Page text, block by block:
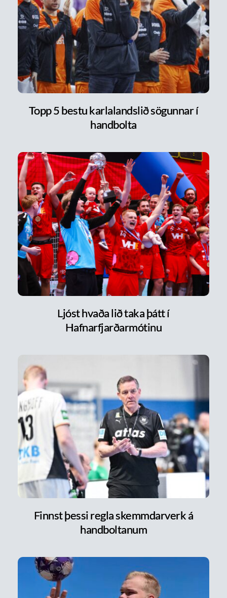
Topp 5 bestu karlalandslið sögunnar í
handbolta
Ljóst hvaða lið taka þátt í
Hafnarfjarðarmótinu
Finnst þessi regla skemmdarverk á
handboltanum